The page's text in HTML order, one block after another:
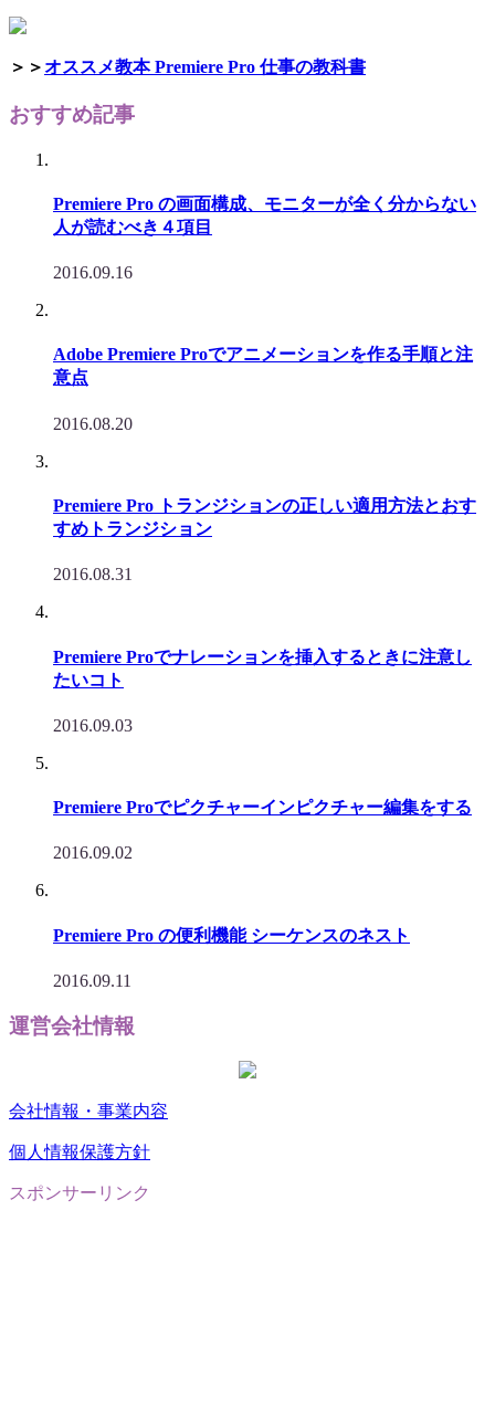
＞＞オススメ教本 Premiere Pro 仕事の教科書
おすすめ記事
Premiere Pro の画面構成、モニターが全く分からない
人が読むべき４項目
2016.09.16
Adobe Premiere Proでアニメーションを作る手順と注
意点
2016.08.20
Premiere Pro トランジションの正しい適用方法とおす
すめトランジション
2016.08.31
Premiere Proでナレーションを挿入するときに注意し
たいコト
2016.09.03
Premiere Proでピクチャーインピクチャー編集をする
2016.09.02
Premiere Pro の便利機能 シーケンスのネスト
2016.09.11
運営会社情報
会社情報・事業内容
個人情報保護方針
スポンサーリンク